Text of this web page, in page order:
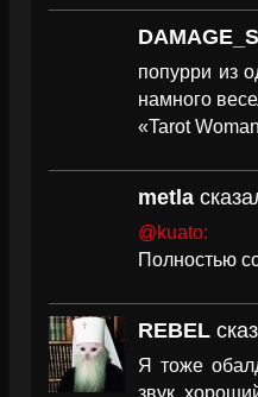
DAMAGE_S
попурри из
намного
«Tarot
metla
@kuato:
Полностью
REBEL
Я тоже
звук